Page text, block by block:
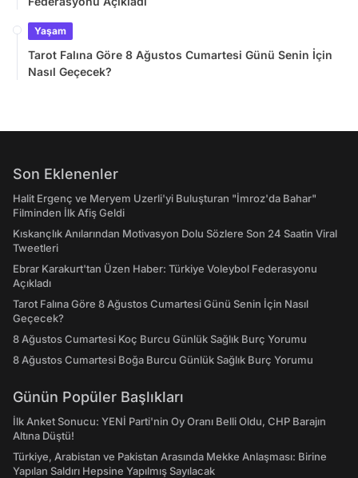
Yaşam
Tarot Falına Göre 8 Ağustos Cumartesi Günü Senin İçin
Nasıl Geçecek?
Son Eklenenler
Halit Ergenç ve Meryem Uzerli'yi Buluşturan "İmroz'da Bahar"
Filminden İlk Afiş Geldi
Kıskançlık Anılarından Motivasyon Dolu Sözlere Son 24 Saatin Viral
Tweetleri
Ebrar Karakurt'tan Üzen Haber: Türkiye Voleybol Federasyonu
Açıkladı
Tarot Falına Göre 8 Ağustos Cumartesi Günü Senin İçin Nasıl
Geçecek?
8 Ağustos Cumartesi Koç Burcu Günlük Sağlık Burç Yorumu
8 Ağustos Cumartesi Boğa Burcu Günlük Sağlık Burç Yorumu
Günün Popüler Başlıkları
İlk Anket Sonucu: YENİ Parti'nin Oy Oranı Belli Oldu, CHP Barajın
Altına Düştü!
Türkiye, Arabistan ve Pakistan Arasında Mekke Anlaşması: Birine
Yapılan Saldırı Hepsine Yapılmış Sayılacak